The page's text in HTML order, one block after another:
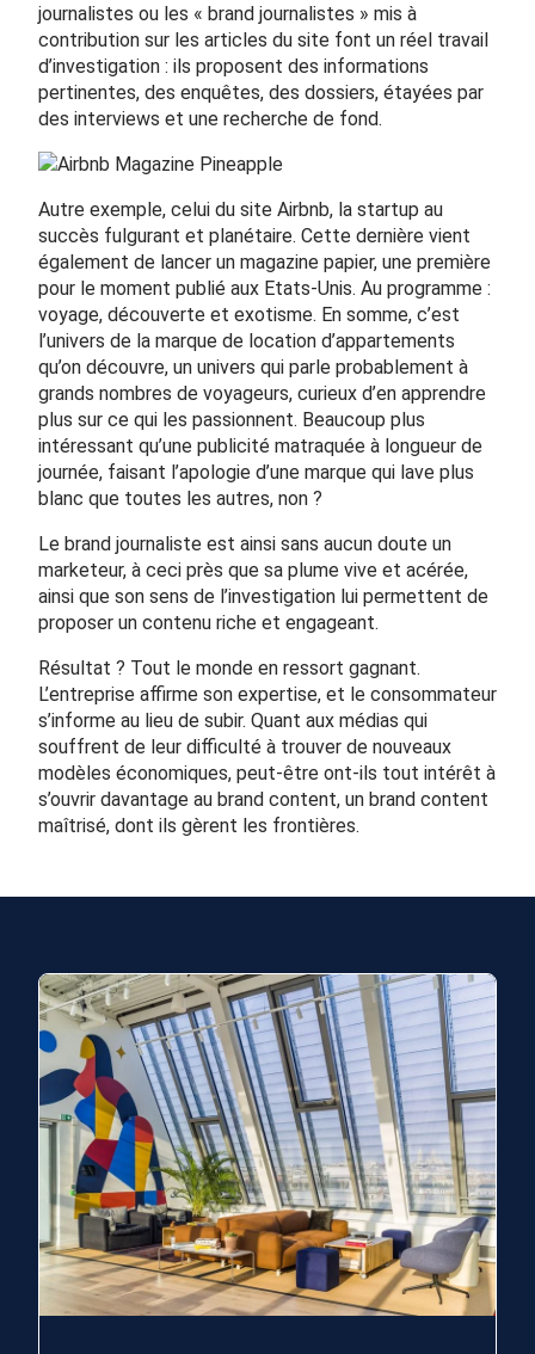
journalistes ou les « brand journalistes » mis à
contribution sur les articles du site font un réel travail
d’investigation : ils proposent des informations
pertinentes, des enquêtes, des dossiers, étayées par
des interviews et une recherche de fond.
Autre exemple, celui du site Airbnb, la startup au
succès fulgurant et planétaire. Cette dernière vient
également de lancer un magazine papier, une première
pour le moment publié aux Etats-Unis. Au programme :
voyage, découverte et exotisme. En somme, c’est
l’univers de la marque de location d’appartements
qu’on découvre, un univers qui parle probablement à
grands nombres de voyageurs, curieux d’en apprendre
plus sur ce qui les passionnent. Beaucoup plus
intéressant qu’une publicité matraquée à longueur de
journée, faisant l’apologie d’une marque qui lave plus
blanc que toutes les autres, non ?
Le brand journaliste est ainsi sans aucun doute un
marketeur, à ceci près que sa plume vive et acérée,
ainsi que son sens de l’investigation lui permettent de
proposer un contenu riche et engageant.
Résultat ? Tout le monde en ressort gagnant.
L’entreprise affirme son expertise, et le consommateur
s’informe au lieu de subir. Quant aux médias qui
souffrent de leur difficulté à trouver de nouveaux
modèles économiques, peut-être ont-ils tout intérêt à
s’ouvrir davantage au brand content, un brand content
maîtrisé, dont ils gèrent les frontières.